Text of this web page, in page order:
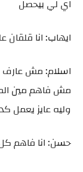
اي لي بيحصل
ايهاب: انا
اسلام: مش عارف
مش فاهم مين
وليه عايز يعمل
حسن: انا فاهم